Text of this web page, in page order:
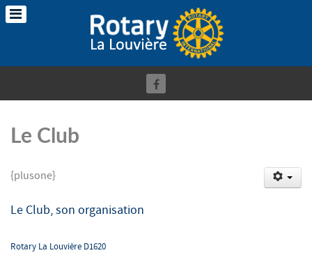
Le Club
{plusone}
Le Club, son organisation
Rotary La Louvière D1620